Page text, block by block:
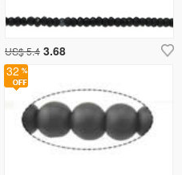
32
US$ 5.4 3.68